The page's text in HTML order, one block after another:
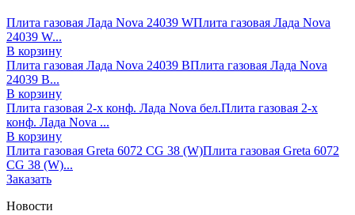
Плита газовая Лада Nova 24039 WПлита газовая Лада Nova
24039 W...
В корзину
Плита газовая Лада Nova 24039 BПлита газовая Лада Nova
24039 B...
В корзину
Плита газовая 2-х конф. Лада Nova бел.Плита газовая 2-х
конф. Лада Nova ...
В корзину
Плита газовая Greta 6072 СG 38 (W)Плита газовая Greta 6072
СG 38 (W)...
Заказать
Новости